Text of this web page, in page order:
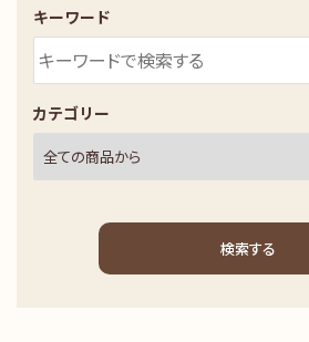
キーワード
カテゴリー
検索する